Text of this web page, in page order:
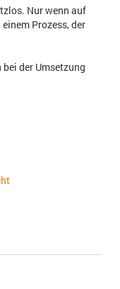
Nur wenn auf
Prozess, der
der Umsetzung